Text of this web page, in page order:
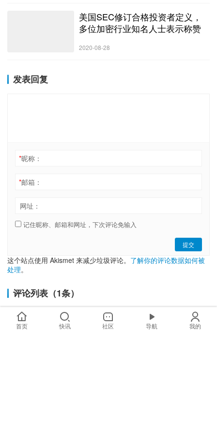
们 2024 年「EL Core Dev」的总体计划（译者注：EL 指执行层，
CL 指共识层）。以下观点还在不断演变，仅代表 Reth 团队当前的
美国SEC修订合格投资者定义，
多位加密行业知名人士表示称赞
2020-08-28
发表回复
*昵称：
*邮箱：
网址：
记住昵称、邮箱和网址，下次评论免输入
提交
这个站点使用 Akismet 来减少垃圾评论。 了解你的评论数据如何被
处理。
评论列表（1条）
indicac~ao da binance
2024-10-16 21:47
首页 快讯 社区 导航 我的